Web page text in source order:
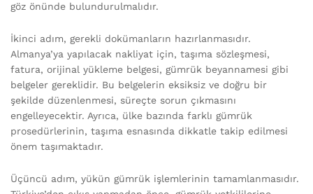
göz önünde bulundurulmalıdır.
İkinci adım, gerekli dokümanların hazırlanmasıdır.
Almanya’ya yapılacak nakliyat için, taşıma sözleşmesi,
fatura, orijinal yükleme belgesi, gümrük beyannamesi gibi
belgeler gereklidir. Bu belgelerin eksiksiz ve doğru bir
şekilde düzenlenmesi, süreçte sorun çıkmasını
engelleyecektir. Ayrıca, ülke bazında farklı gümrük
prosedürlerinin, taşıma esnasında dikkatle takip edilmesi
önem taşımaktadır.
Üçüncü adım, yükün gümrük işlemlerinin tamamlanmasıdır.